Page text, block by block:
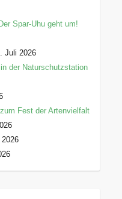
Spar-Uhu geht um!
Juli 2026
der Naturschutzstation
Fest der Artenvielfalt